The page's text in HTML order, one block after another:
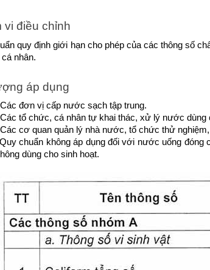
vi điều chỉnh
quy định giới hạn cho phép của các thông số
nhân.
áp dụng
Các đơn vị cấp nước sạch tập trung.
Các tổ chức, cá nhân tự khai thác, xử lý nước dùng
Các cơ quan quản lý nhà nước, tổ chức thử
chuẩn không áp dụng đối với nước uống
dùng cho sinh hoạt.